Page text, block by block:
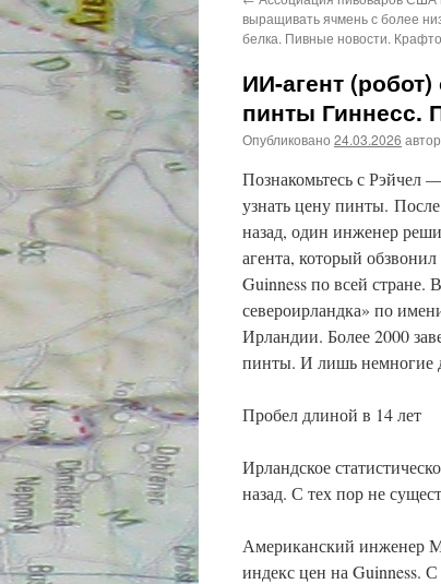
выращивать ячмень с более
белка. Пивные новости.
ИИ-агент
пинты Гиннесс.
Опубликовано 24.03.2026
Познакомьтесь с Рэйчел
узнать цену пинты.
назад, один инженер
агента, который
Guinness по всей
североирландка» по
Ирландии. Более 2000
пинты. И лишь немногие
Пробел длиной в 14 лет
Ирландское
назад. С тех пор не
Американский инженер
индекс цен на Guinness.